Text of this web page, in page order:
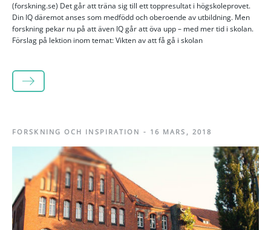
(forskning.se) Det går att träna sig till ett toppresultat i högskoleprovet.
Din IQ däremot anses som medfödd och oberoende av utbildning. Men
forskning pekar nu på att även IQ går att öva upp – med mer tid i skolan.
Förslag på lektion inom temat: Vikten av att få gå i skolan
LÄS MER
FORSKNING OCH INSPIRATION - 16 MARS, 2018